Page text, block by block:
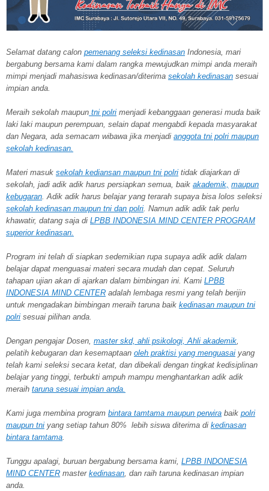
Selamat datang calon pemenang seleksi kedinasan Indonesia, mari
bergabung bersama kami dalam rangka mewujudkan mimpi anda meraih
mimpi menjadi mahasiswa kedinasan/diterima sekolah kedinasan sesuai
impian anda.
Meraih sekolah maupun tni polri menjadi kebanggaan generasi muda baik
laki laki maupun perempuan, selain dapat mengabdi kepada masyarakat
dan Negara, ada semacam wibawa jika menjadi anggota tni polri maupun
sekolah kedinasan.
Materi masuk sekolah kediansan maupun tni polri tidak diajarkan di
sekolah, jadi adik adik harus persiapkan semua, baik akademik, maupun
kebugaran. Adik adik harus belajar yang terarah supaya bisa lolos seleksi
sekolah kedinasan maupun tni dan polri. Namun adik adik tak perlu
khawatir, datang saja di LPBB INDONESIA MIND CENTER PROGRAM
superior kedinasan.
Program ini telah di siapkan sedemikian rupa supaya adik adik dalam
belajar dapat menguasai materi secara mudah dan cepat. Seluruh
tahapan ujian akan di ajarkan dalam bimbingan ini. Kami LPBB
INDONESIA MIND CENTER adalah lembaga resmi yang telah berijin
untuk mengadakan bimbingan meraih taruna baik kedinasan maupun tni
polri sesuai pilihan anda.
Dengan pengajar Dosen, master skd, ahli psikologi, Ahli akademik,
pelatih kebugaran dan kesemaptaan oleh praktisi yang menguasai yang
telah kami seleksi secara ketat, dan dibekali dengan tingkat kedisiplinan
belajar yang tinggi, terbukti ampuh mampu menghantarkan adik adik
meraih taruna sesuai impian anda.
Kami juga membina program bintara tamtama maupun perwira baik polri
maupun tni yang setiap tahun 80% lebih siswa diterima di kedinasan
bintara tamtama.
Tunggu apalagi, buruan bergabung bersama kami, LPBB INDONESIA
MIND CENTER master kedinasan, dan raih taruna kedinasan impian
anda.